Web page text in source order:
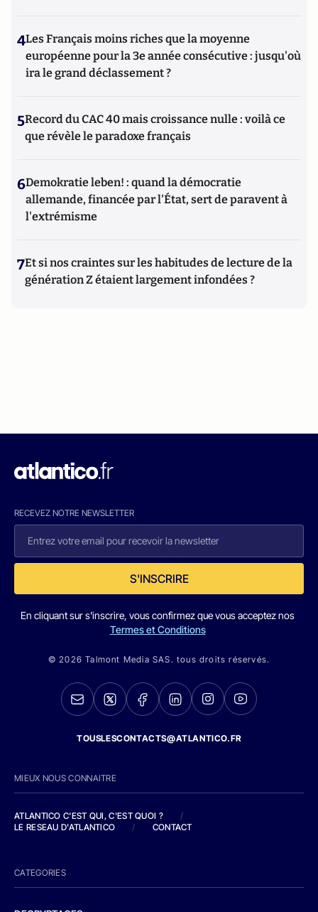
4Les Français moins riches que la moyenne
européenne pour la 3e année consécutive : jusqu'où
ira le grand déclassement ?
5Record du CAC 40 mais croissance nulle : voilà ce
que révèle le paradoxe français
6Demokratie leben! : quand la démocratie
allemande, financée par l'État, sert de paravent à
l'extrémisme
7Et si nos craintes sur les habitudes de lecture de la
génération Z étaient largement infondées ?
RECEVEZ NOTRE NEWSLETTER
S'INSCRIRE
En cliquant sur s'inscrire, vous confirmez que vous acceptez nos
Termes et Conditions
© 2026 Talmont Media SAS. tous droits réservés.
TOUSLESCONTACTS@ATLANTICO.FR
MIEUX NOUS CONNAITRE
ATLANTICO C'EST QUI, C'EST QUOI ?
/
LE RESEAU D'ATLANTICO
/ CONTACT
CATEGORIES